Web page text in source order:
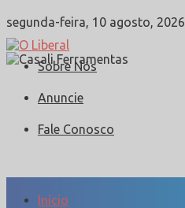
segunda-feira, 10 agosto, 2026
Sobre Nós
Anuncie
Fale Conosco
Início